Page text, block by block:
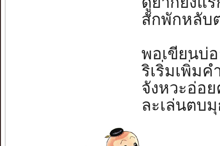
สักพักหลับ
พอเขียนบ่
ริเริ่มเพิ่มค
จังหวะอ่อ
ละเล่นตบ